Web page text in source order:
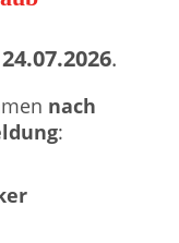
24.07.2026.
nach
: